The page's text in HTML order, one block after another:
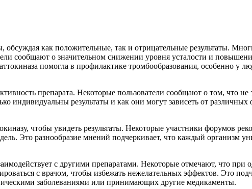
как положительные, так и отрицательные результаты.
сообщают о значительном снижении уровня усталости и
помогла в профилактике тромбообразования, особенно у
препарата. Некоторые пользователи сообщают о том, что
индивидуальны результаты и как они могут зависеть от различных
чтобы увидеть результаты. Некоторые участники форумов
Это разнообразие мнений подчеркивает, что каждый организм
с другими препаратами. Некоторые отмечают, что при
с врачом, чтобы избежать нежелательных эффектов. Это
заболеваниями или принимающих другие медикаменты.